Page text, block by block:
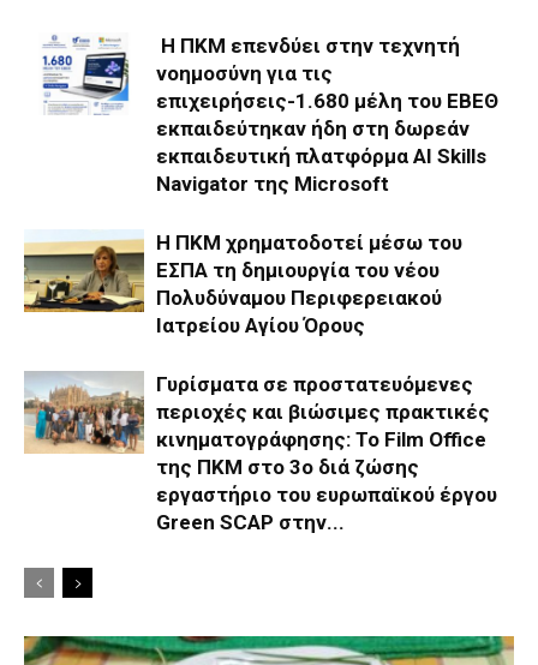
Η ΠΚΜ επενδύει στην τεχνητή
νοημοσύνη για τις
επιχειρήσεις-1.680 μέλη του ΕΒΕΘ
εκπαιδεύτηκαν ήδη στη δωρεάν
εκπαιδευτική πλατφόρμα AI Skills
Navigator της Microsoft
Η ΠΚΜ χρηματοδοτεί μέσω του
ΕΣΠΑ τη δημιουργία του νέου
Πολυδύναμου Περιφερειακού
Ιατρείου Αγίου Όρους
Γυρίσματα σε προστατευόμενες
περιοχές και βιώσιμες πρακτικές
κινηματογράφησης: Το Film Office
της ΠΚΜ στο 3o διά ζώσης
εργαστήριο του ευρωπαϊκού έργου
Green SCAP στην...